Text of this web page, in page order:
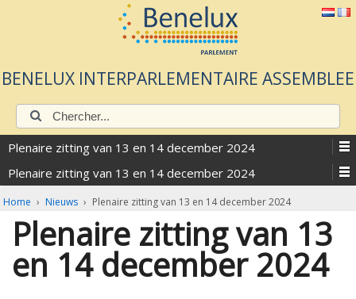
BENELUX INTERPARLEMENTAIRE ASSEMBLEE
Chercher:
Plenaire zitting van 13 en 14 december 2024
Plenaire zitting van 13 en 14 december 2024
Home › Nieuws › Plenaire zitting van 13 en 14 december 2024
Plenaire zitting van 13
en 14 december 2024